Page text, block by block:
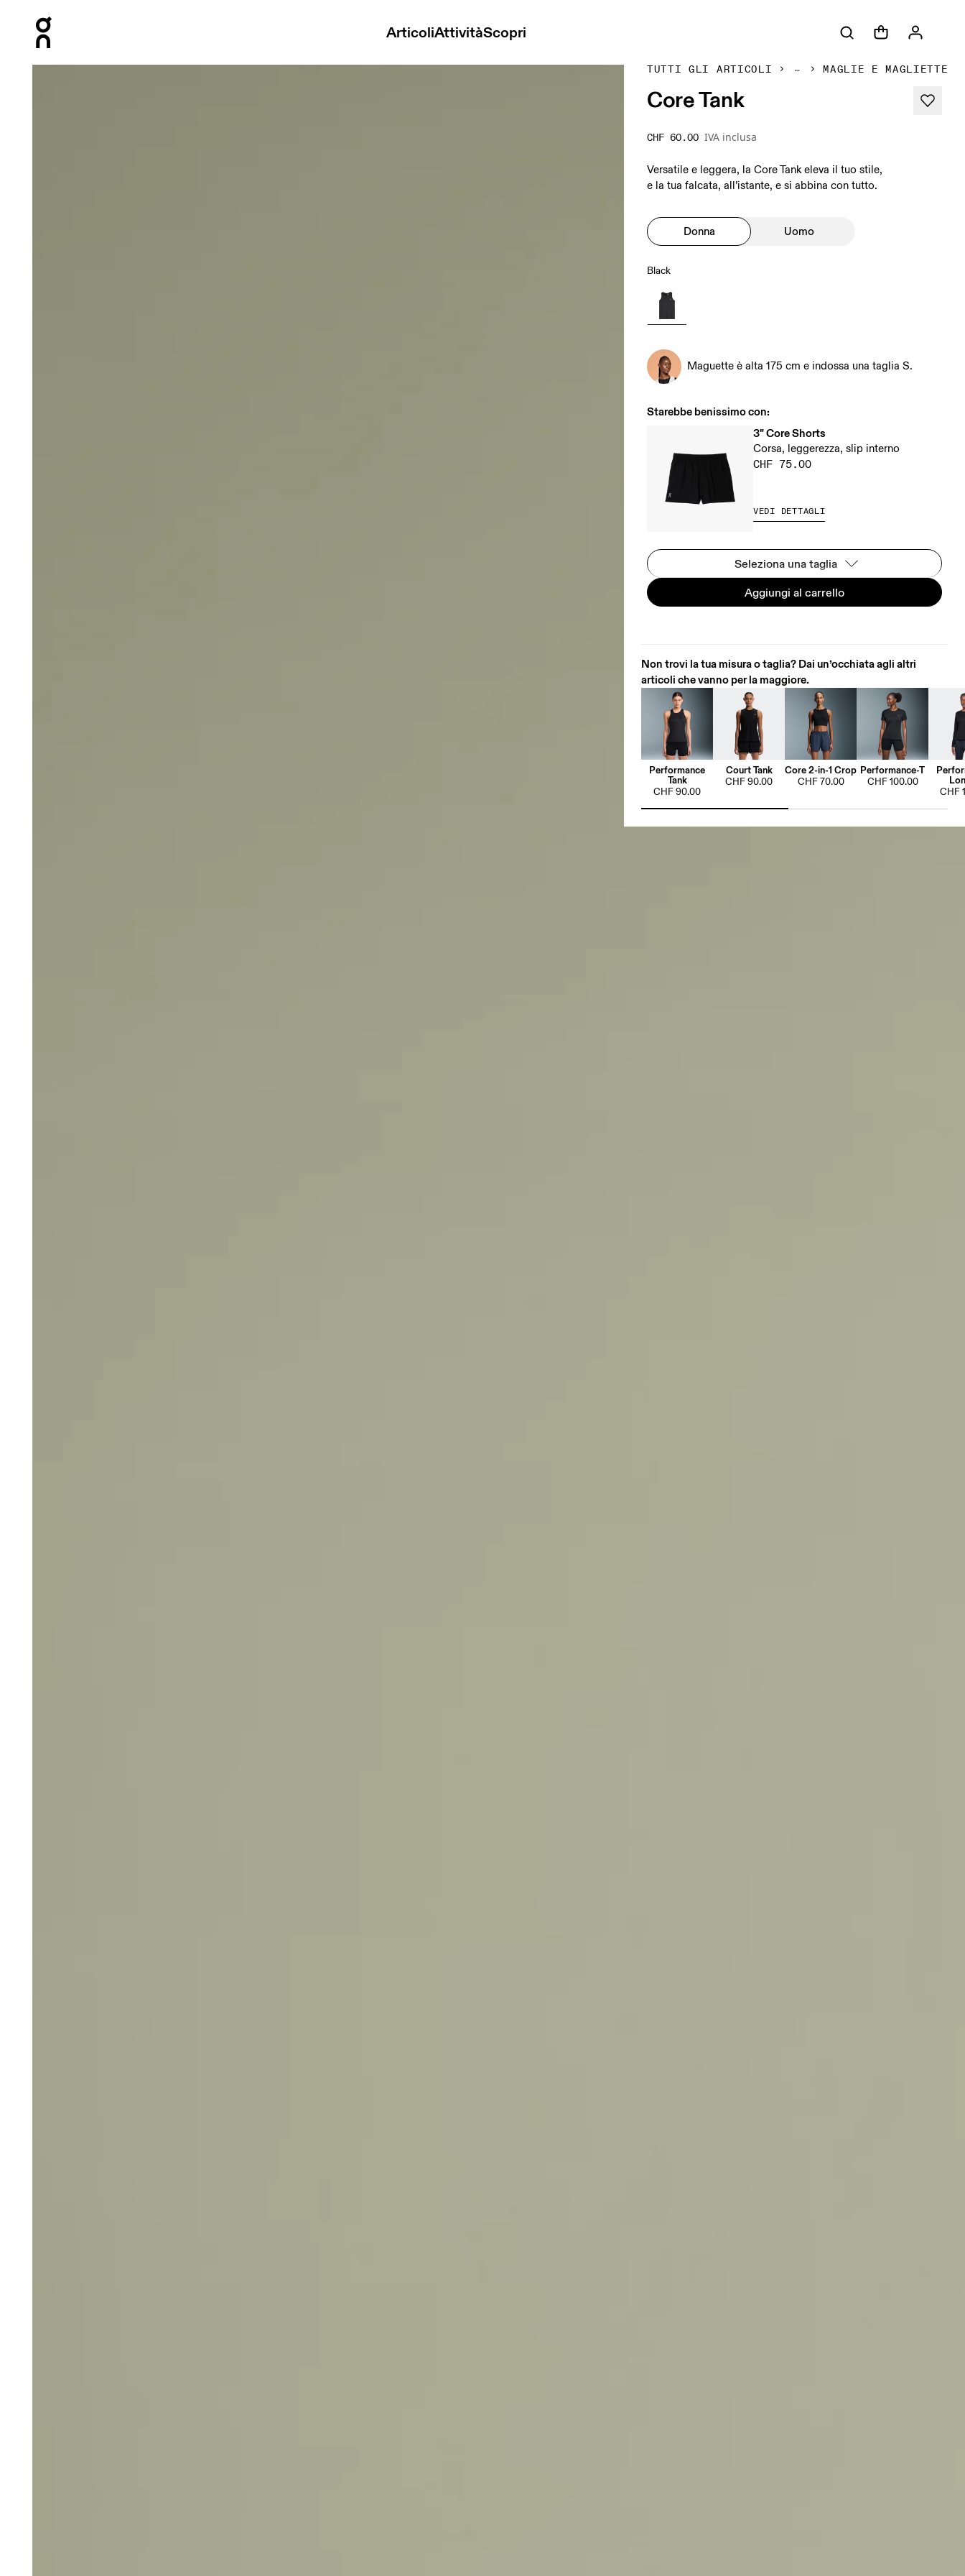
ArticoliAttivitàScopri
TUTTI GLI ARTICOLI MAGLIE E MAGLIETTE
Core Tank
CHF 60.00 IVA inclusa
Versatile e leggera, la Core Tank eleva il tuo stile,
e la tua falcata, all’istante, e si abbina con tutto.
Donna Uomo
Black
Maguette è alta 175 cm e indossa una taglia S.
Starebbe benissimo con:
3" Core Shorts
Corsa, leggerezza, slip interno
CHF 75.00
VEDI DETTAGLI
Seleziona una taglia
Aggiungi al carrello
Non trovi la tua misura o taglia? Dai un’occhiata agli altri
articoli che vanno per la maggiore.
Performance
Tank
CHF 90.00
Court Tank
CHF 90.00
Core 2-in-1 Crop
CHF 70.00
Performance-T
CHF 100.00
CHF